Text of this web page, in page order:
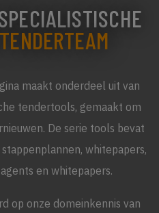
maakt onderdeel uit van
tendertools, gemaakt om
De serie tools bevat
whitepapers,
en whitepapers.
op onze domeinkennis van